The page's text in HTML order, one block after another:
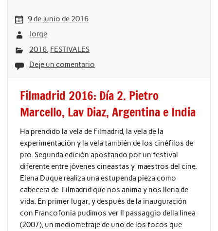
9 de junio de 2016
Jorge
2016 FESTIVALES
Deje un comentario
Filmadrid 2016: Día 2. Pietro
Marcello, Lav Diaz, Argentina e India
Ha prendido la vela de Filmadrid, la vela de la
experimentación y la vela también de los cinéfilos de
pro. Segunda edición apostando por un festival
diferente entre jóvenes cineastas y maestros del cine.
Elena Duque realiza una estupenda pieza como
cabecera de Filmadrid que nos anima y nos llena de
vida. En primer lugar, y después de la inauguración
con Francofonia pudimos ver Il passaggio della linea
(2007), un mediometraje de uno de los focos que